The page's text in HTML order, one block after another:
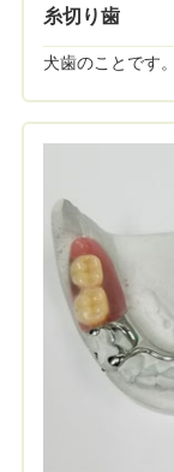
糸切り歯
犬歯のことです